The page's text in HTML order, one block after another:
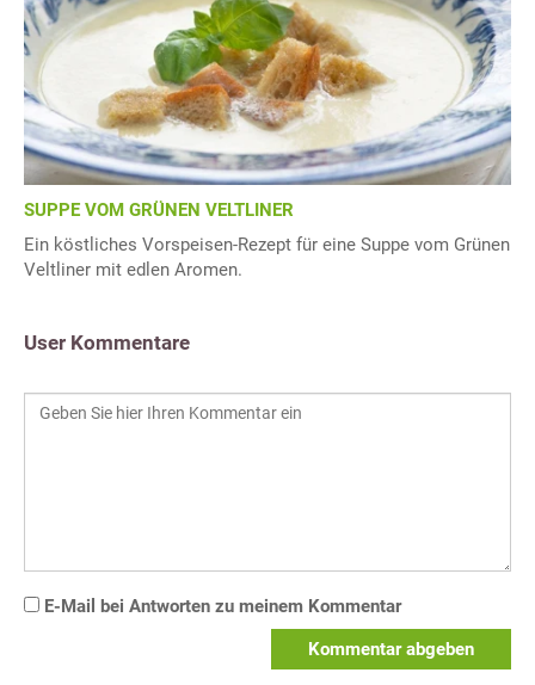
SUPPE VOM GRÜNEN VELTLINER
Ein köstliches Vorspeisen-Rezept für eine Suppe vom Grünen
Veltliner mit edlen Aromen.
User Kommentare
E-Mail bei Antworten zu meinem Kommentar
Kommentar abgeben